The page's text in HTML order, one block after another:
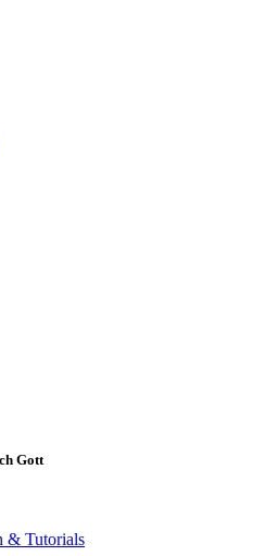
Gott
& Tutorials